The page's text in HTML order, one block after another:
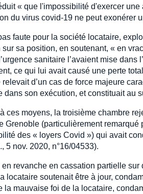
« que l'impossibilité d'exercer
du virus covid-19 ne peut exonérer
faute pour la société locataire,
sur sa position, en soutenant, « en
sanitaire l’avaient mise
ce qui lui avait causé une perte
d’un cas de force majeure
dans son exécution, et constituait au
ces moyens, la troisième chambre
Grenoble (particulièrement
des « loyers Covid ») qui avait
5 nov. 2020, n°16/04533).
en revanche en cassation partielle
locataire soutenait être à jour,
la mauvaise foi de la locataire,